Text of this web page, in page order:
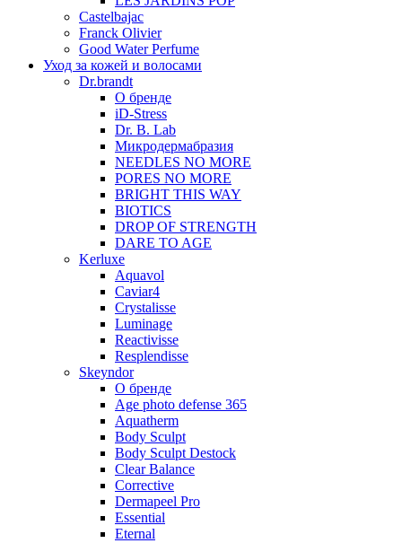
Castelbajac
Franck Olivier
Good Water Perfume
Уход за кожей и волосами
Dr.brandt
О бренде
iD-Stress
Dr. B. Lab
Микродермабразия
NEEDLES NO MORE
PORES NO MORE
BRIGHT THIS WAY
BIOTICS
DROP OF STRENGTH
DARE TO AGE
Kerluxe
Aquavol
Caviar4
Crystalisse
Luminage
Reactivisse
Resplendisse
Skeyndor
О бренде
Age photo defense 365
Aquatherm
Body Sculpt
Body Sculpt Destock
Clear Balance
Corrective
Dermapeel Pro
Essential
Eternal